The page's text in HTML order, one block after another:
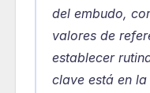
del embudo,
valores de
establecer
clave está en